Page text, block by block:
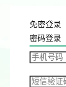
免密登录
密码登录